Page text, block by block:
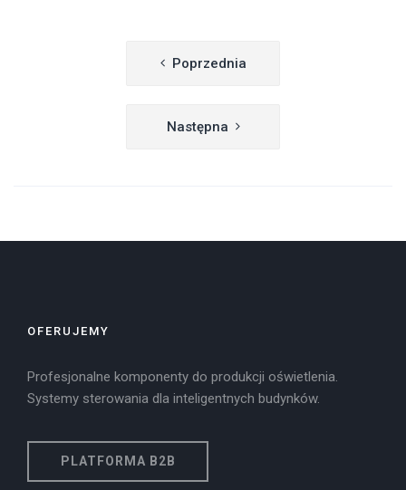
Poprzednia
Następna
OFERUJEMY
Profesjonalne komponenty do produkcji oświetlenia.
Systemy sterowania dla inteligentnych budynków.
PLATFORMA B2B